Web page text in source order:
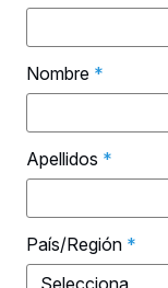
Nombre *
Apellidos *
País/Región *